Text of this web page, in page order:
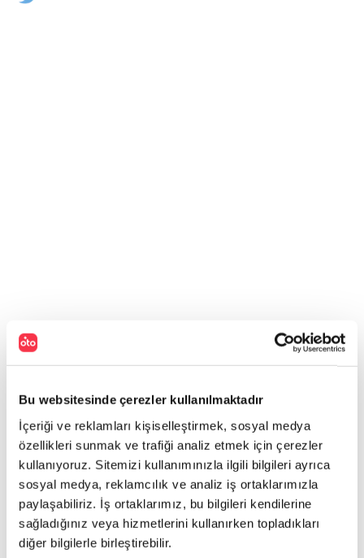
Bu websitesinde çerezler kullanılmaktadır
İçeriği ve reklamları kişiselleştirmek, sosyal medya
özellikleri sunmak ve trafiği analiz etmek için çerezler
kullanıyoruz. Sitemizi kullanımınızla ilgili bilgileri ayrıca
sosyal medya, reklamcılık ve analiz iş ortaklarımızla
paylaşabiliriz. İş ortaklarımız, bu bilgileri kendilerine
sağladığınız veya hizmetlerini kullanırken topladıkları
diğer bilgilerle birleştirebilir.